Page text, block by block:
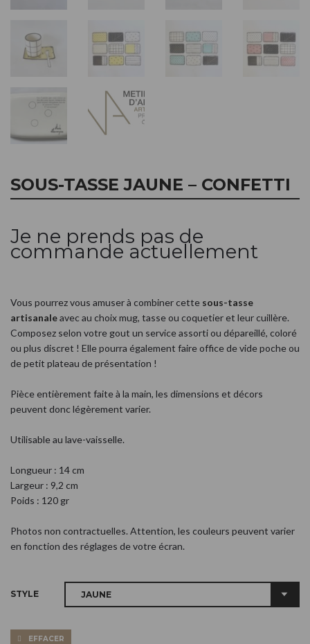
SOUS-TASSE JAUNE – CONFETTI
Je ne prends pas de
commande actuellement
Vous pourrez vous amuser à combiner cette sous-tasse
artisanaleavec au choix mug, tasse ou coquetier et leur cuillère.
Composez selon votre gout un service assorti ou dépareillé, coloré
ou plus discret ! Elle pourra également faire office de vide poche ou
de petit plateau de présentation !
Pièce entièrement faite à la main, les dimensions et décors
peuvent donc légèrement varier.
Utilisable au lave-vaisselle.
Longueur : 14 cm
Largeur : 9,2 cm
Poids : 120 gr
Photos non contractuelles. Attention, les couleurs peuvent varier
en fonction des réglages de votre écran.
STYLE
EFFACER